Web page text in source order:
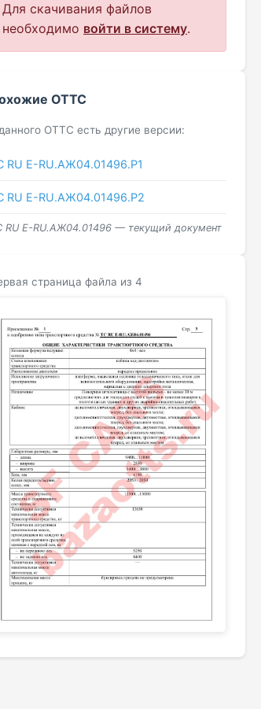
Для скачивания файлов
необходимо войти в систему.
ОТТС
ОТТС есть другие версии:
RU Е-RU.АЖ04.01496.Р1
RU Е-RU.АЖ04.01496.Р2
RU Е-RU.АЖ04.01496 — текущий документ
страница файла из 4